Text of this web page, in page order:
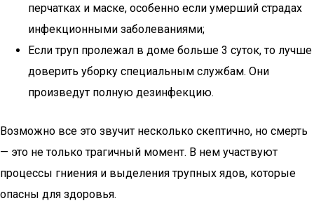
перчатках и маске, особенно если умерший страдах
инфекционными заболеваниями;
Если труп пролежал в доме больше 3 суток, то лучше
доверить уборку специальным службам. Они
произведут полную дезинфекцию.
Возможно все это звучит несколько скептично, но смерть
— это не только трагичный момент. В нем участвуют
процессы гниения и выделения трупных ядов, которые
опасны для здоровья.